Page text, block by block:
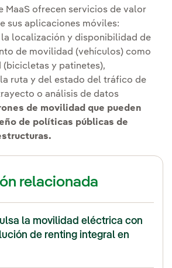
MaaS ofrecen servicios de valor
sus aplicaciones móviles:
localización y disponibilidad de
de movilidad (vehículos) como
y patinetes),
ruta y del estado del tráfico de
o análisis de datos
de movilidad que pueden
de políticas públicas de
relacionada
la movilidad eléctrica con
de renting integral en